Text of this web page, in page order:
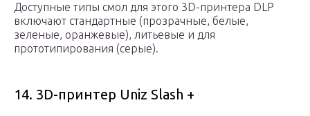
Доступные типы смол для этого 3D-принтера DLP
включают стандартные (прозрачные, белые,
зеленые, оранжевые), литьевые и для
прототипирования (серые).
14. 3D-принтер Uniz Slash +